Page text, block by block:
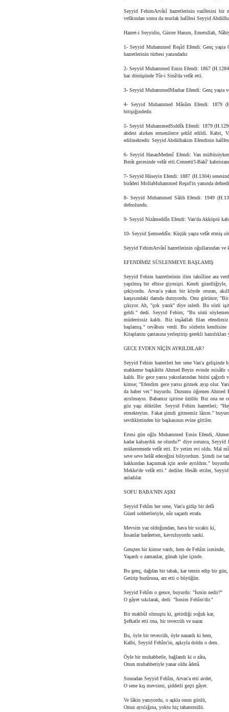
Seyyid FehimArvâsî hazretlerinin vazîfesini
vefâtından sonra da mutlak halîfesi Seyyid
Hazret-i Seyyidin, Güster Hanım, Emetullah,
1- Seyyid Muhammed Reşîd Efendi: Genç yaşta
hazretlerinin türbesi yanındadır.
2- Seyyid Muhammed Emin Efendi: 1867
hac dönüşünde Tûr-i Sinâ'da vefât etti.
3- Seyyid MuhammedMazhar Efendi: Genç yaşta
4- Seyyid Muhammed Mâsûm Efendi: 1879
bitişiğindedir.
5- Seyyid MuhammedSıddîk Efendi: 1879
abdest alırken ermenilerce şehîd edildi. Kabri,
edilmektedir. Seyyid Abdülhakim Efendinin
6- Seyyid HasanMedenî Efendi: Van
Berât gecesinde vefât etti.Cennetü'l-Bakî'
7- Seyyid Hüseyin Efendi: 1887 (H.1304)
birâderi MollaMuhammed Reşid'in yanında
8- Seyyid Muhammed Sâlih Efendi: 1949
defnolundu.
9- Seyyid Nizâmeddîn Efendi: Van'da Akköprü
10- Seyyid Şemseddîn: Küçük yaşta vefât etmiş
Seyyid FehimArvâsî hazretlerinin oğullarından ve
EFENDİMİZ SÜSLENMEYE BAŞLAMIŞ
Seyyid Fehim hazretlerinin ilim tahsîline ara
yapılmış bir elbise giymişti. Kendi
çekiyordu. Arvas'a yakın bir köyde oturan,
karşısındaki damda duruyordu. Onu görünce;
çıkıyor. Ah, "çok yazık" diye inledi. Bu sözü
geldi." dedi. Seyyid Fehim; "Bu sözü
müderrissiz kaldı. Biz inşâallah filan
başlamış." cevâbını verdi. Bu sözlerin
Kitaplarını çantasına yerleştirip gerekli
GECE EVDEN NİÇİN AYRILDILAR?
Seyyid Fehim hazretleri her sene Van'a gelişinde
mahkeme başkâtibi Ahmed Beyin evinde
kaldı. Bir gece yarısı yakınlarından birini
kimse; "Efendim gece yarısı gitmek ayıp olur.
da haber ver." buyurdu. Durumu öğrenen
ayrılmayın. Babamız işitirse üzülür. Biz ona ne
göz yaşı döktüler. Seyyid Fehim hazretleri;
etmekteyim. Fakat şimdi gitmemiz lâzım."
sevdiklerinden bir başkasının evine gittiler.
Ertesi gün oğlu Muhammed Emin Efendi,
kadar kalsaydık ne olurdu?" diye sorunca,
mükerremede vefât etti. Ev yetim evi oldu. Mal
seve seve helâl edeceğini biliyordum. Şimdi ise
hakkından kaçınmak için acele ayrıldım."
Mekke'de vefât etti." dediler. Hesâb ettiler,
anladılar.
SOFU BABA'NIN AŞKI
Seyyid Fehîm her sene, Van'a gidip bir defâ
Güzel sohbetleriyle, nûr saçardı etrafa.
Mevsim yaz olduğundan, hava bir sıcaktı ki,
İnsanlar harâretten, kavruluyordu sanki.
Gençten bir kimse vardı, hem de Fehîm isminde,
Yaşardı o zamanlar, günah işler içinde.
Bu genç, dağdan bir tabak, kar temin edip bir gün,
Getirip huzûruna, arz etti o büyüğün.
Seyyid Fehîm o gence, buyurdu: "İsmin nedir?"
O gâyet sıkılarak, dedi: "İsmim Fehîm'dir."
Bir makbûl olmuştu ki, getirdiği soğuk kar,
Şefkatle etti ona, bir teveccüh ve nazar.
Bu, öyle bir teveccüh, öyle nazardı ki hem,
Kalbi, Seyyid Fehîm'in, aşkıyla doldu o dem.
Öyle bir muhabbetle, bağlandı ki o zâta,
Onun muhabbetiyle yanar oldu âdetâ.
Sonradan Seyyid Fehîm, Arvas'a etti avdet,
O sene kış mevsimi, şiddetli geçti gâyet.
Ve lâkin yanıyordu, o aşkla onun gönlü,
Onun ayrılığına, yoktu hiç tahammülü.